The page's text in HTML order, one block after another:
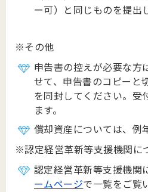
ー可）と同じものを提出
※その他
申告書の控えが必要な方
せて、申告書のコピーと
を同封してください。受
ます。
償却資産については、例
※認定経営革新等支援機関に
認定経営革新等支援機関
ームページで一覧をご覧